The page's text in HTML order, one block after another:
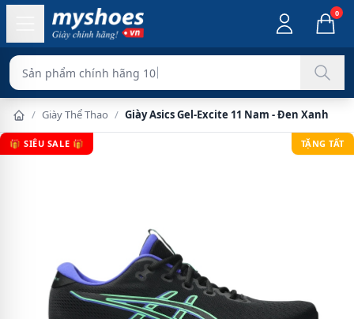
0
Sản phẩm chính hãng 100%
/ Giày Thể Thao / Giày Asics Gel-Excite 11 Nam - Đen Xanh
🎁 SIÊU SALE 🎁 TẶNG TẤT